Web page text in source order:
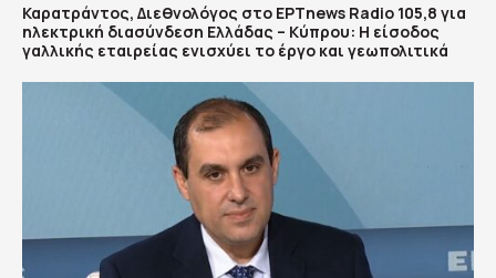
Καρατράντος, Διεθνολόγος στο ΕΡΤnews Radio 105,8 για
ηλεκτρική διασύνδεση Ελλάδας – Κύπρου: Η είσοδος
γαλλικής εταιρείας ενισχύει το έργο και γεωπολιτικά